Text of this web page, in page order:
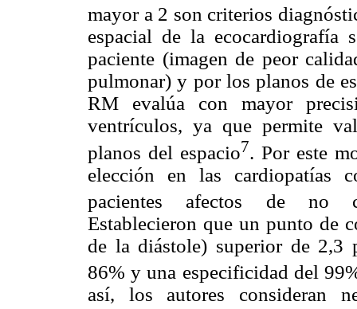
mayor a 2 son criterios
espacial de la ecocardiografía
paciente (imagen de peor
pulmonar) y por los planos de
RM evalúa con mayor
ventrículos, ya que permite
planos del espacio7. Por este
elección en las cardiopatías
pacientes afectos de no
Establecieron que un punto de
de la diástole) superior de 2,3
86% y una especificidad del
así, los autores consideran